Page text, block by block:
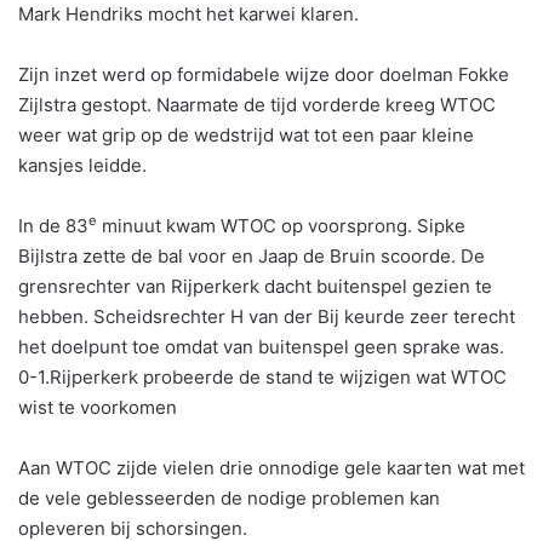
Mark Hendriks mocht het karwei klaren.
Zijn inzet werd op formidabele wijze door doelman Fokke
Zijlstra gestopt. Naarmate de tijd vorderde kreeg WTOC
weer wat grip op de wedstrijd wat tot een paar kleine
kansjes leidde.
In de 83e minuut kwam WTOC op voorsprong. Sipke
Bijlstra zette de bal voor en Jaap de Bruin scoorde. De
grensrechter van Rijperkerk dacht buitenspel gezien te
hebben. Scheidsrechter H van der Bij keurde zeer terecht
het doelpunt toe omdat van buitenspel geen sprake was.
0-1.Rijperkerk probeerde de stand te wijzigen wat WTOC
wist te voorkomen
Aan WTOC zijde vielen drie onnodige gele kaarten wat met
de vele geblesseerden de nodige problemen kan
opleveren bij schorsingen.